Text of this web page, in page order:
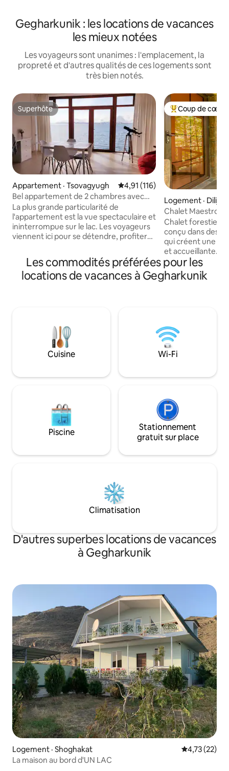
Gegharkunik : les locations de vacances
les mieux notées
Les voyageurs sont unanimes : l'emplacement, la
propreté et d'autres qualités de ces logements sont
très bien notés.
Superhôte
Superhôte
Appartement · Tsovagyugh Note moyenne de 4,91 sur 5,
4,91 (116)
Bel appartement de 2 chambres avec
vue sur le lac Sevan
La plus grande particularité de
l'appartement est la vue spectaculaire et
ininterrompue sur le lac. Les voyageurs
viennent ici pour se détendre, profiter
pagaie, méditer, pratiquer le yoga, jouer
au tennis et au billard et passer de beaux
moments. Ce n'est pas un appartement
d'entretien doit se déplacer depuis
Sevan City, ce qui rend le nettoyage et
l'entretien plus difficiles et plus coûteux
que dans les zones urbaines.
Coup de cœur
Coup de cœur
Logement · Dilijan
Chalet Maestro
Dilijan
Chalet forestier
conçu dans des
qui créent une
et accueillante.
forêt de Dilijan,
grand balcon
pur de la
pour les familles,
groupes d'amis à
escapade
✅ Incluant Intérieur lumineux Grand
Emplacement de
Les commodités préférées pour les
locations de vacances à Gegharkunik
Cuisine Wi-Fi
Piscine
Stationnement
gratuit sur place
Climatisation
D'autres superbes locations de vacances
à Gegharkunik
Logement · Shoghakat Note
4,73 (22)
La maison au bord d'UN LAC